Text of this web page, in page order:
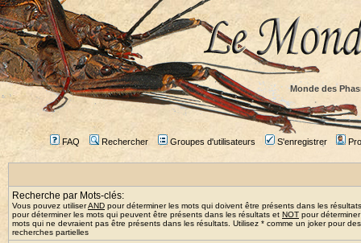
Monde des
FAQ Rechercher Groupes d'utilisateurs S'enregistrer
Recherche par Mots-clés:
Vous pouvez utiliserAND pour déterminer les mots qui doivent être présents dans les
pour déterminer les mots qui peuvent être présents dans les résultats et NOT pour
mots qui ne devraient pas être présents dans les résultats. Utilisez * comme un joker pour des
recherches partielles